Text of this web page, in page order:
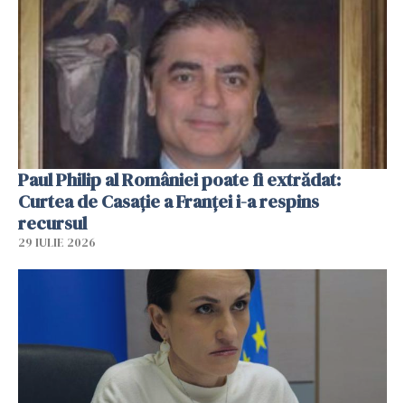
Paul Philip al României poate fi extrădat:
Curtea de Casaţie a Franţei i-a respins
recursul
29 IULIE 2026